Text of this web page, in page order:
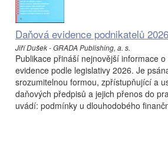
Daňová evidence podnikatelů 2026
Jiří Dušek - GRADA Publishing, a. s.
Publikace přináší nejnovější informace
evidence podle legislativy 2026. Je
srozumitelnou formou, zpřístupňující a
daňových předpisů a jejich přenos do
uvádí: podmínky u dlouhodobého